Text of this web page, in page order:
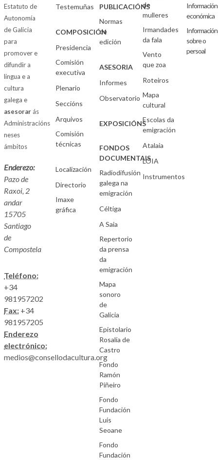
Estatuto de
Autonomía
de Galicia
para
promover e
difundir a
lingua e a
cultura
galega e
asesorarás
Administracións
neses
ámbitos
Enderezo:
Pazo de
Raxoi, 2
andar
15705
Santiago
de
Compostela
Teléfono:
+34
981957202
Fax: +34
981957205
Enderezo
electrónico:
medios@consellodacultura.org
Testemuñas
COMPOSICIÓN
Presidencia
Comisión
executiva
Plenario
Seccións
Arquivos
Comisión
técnicas
Localización
Directorio
Imaxe
gráfica
PUBLICACIÓNS
Normas
de
edición
ASESORIA
Informes
Observatorio
EXPOSICIÓNS
FONDOS
DOCUMENTAIS
Radiodifusión
galega na
emigración
Céltiga
A Saia
Repertorio
da prensa
da
emigración
Mapa
sonoro
de
Galicia
Epistolario
Rosalía de
Castro
Fondo
Ramón
Piñeiro
Fondo
Fundación
Luís
Seoane
Fondo
Fundación
de
mulleres
Irmandades
da fala
Vento
que zoa
Roteiros
Mapa
cultural
Escolas da
emigración
Atalaia
LOIA
Instrumentos
Información
económica
Información
sobre o
persoal